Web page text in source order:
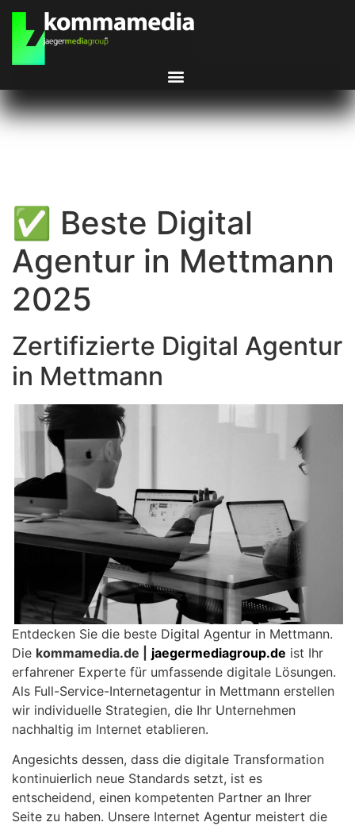
✅ Beste Digital
Agentur in Mettmann
2025
Zertifizierte Digital Agentur
in Mettmann
Entdecken Sie die beste Digital Agentur in Mettmann.
Die kommamedia.de | jaegermediagroup.de ist Ihr
erfahrener Experte für umfassende digitale Lösungen.
Als Full-Service-Internetagentur in Mettmann erstellen
wir individuelle Strategien, die Ihr Unternehmen
nachhaltig im Internet etablieren.
Angesichts dessen, dass die digitale Transformation
kontinuierlich neue Standards setzt, ist es
entscheidend, einen kompetenten Partner an Ihrer
Seite zu haben. Unsere Internet Agentur meistert die